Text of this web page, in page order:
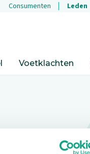
Consumenten Leden
Voetklachten